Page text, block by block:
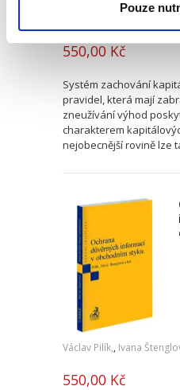
Pouze
550,00 Kč
Systém zachování
pravidel, která mají
zneužívání výhod
charakterem
nejobecnější rovině lze
Václav Pilík,, Ivana
550,00 Kč